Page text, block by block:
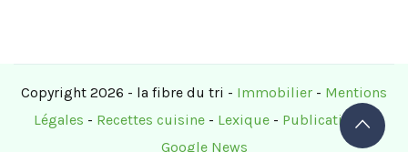
Copyright 2026 - la fibre du tri - Immobilier - Mentions
Légales - Recettes cuisine- Lexique- Publications-
Google News